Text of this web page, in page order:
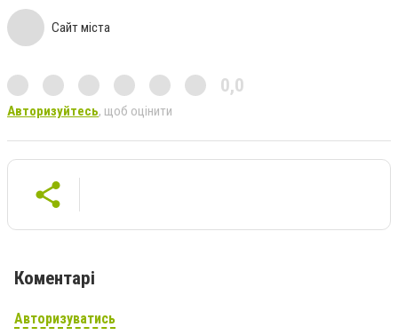
Сайт міста
0,0
Авторизуйтесь, щоб оцінити
Коментарі
Авторизуватись